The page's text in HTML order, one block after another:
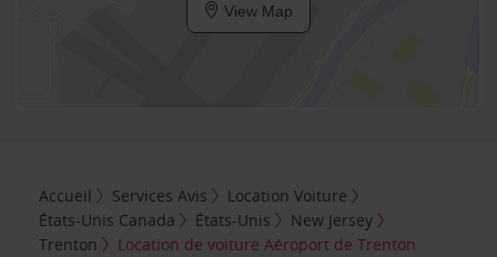
View Map
Accueil Services Avis
Location Voiture
États-Unis Canada
États-Unis
New Jersey
Trenton
Location de voiture Aéroport de Trenton